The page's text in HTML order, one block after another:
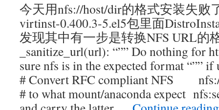
今天用nfs://host/dir的格式安装失败
virtinst-0.400.3-5.el5包里面
发现其中有一步是转换NFS URL的
_sanitize_url(url): “”” Do nothing for
sure nfs is in the expected format “””
# Convert RFC compliant NFS
# to what mount/anaconda expect